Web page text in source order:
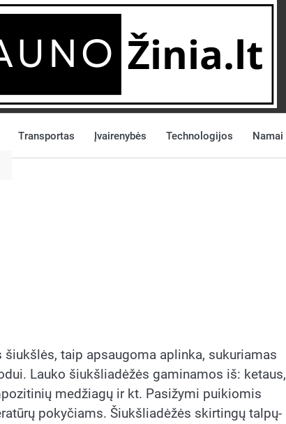
Transportas Įvairenybės Technologijos Namai
taip apsaugoma aplinka, sukuriamas
Lauko šiukšliadėžės gaminamos iš: ketaus,
medžiagų ir kt. Pasižymi puikiomis
pokyčiams. Šiukšliadėžės skirtingų talpų-